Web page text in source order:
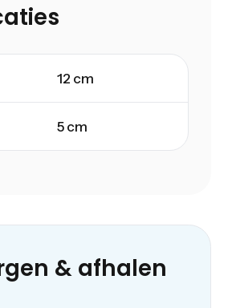
12 cm
5 cm
& afhalen